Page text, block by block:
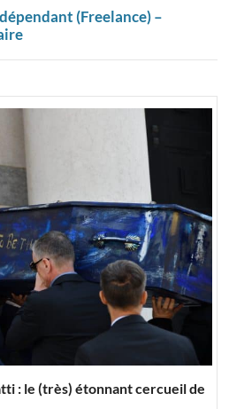
(Freelance) –
: le (très) étonnant cercueil de